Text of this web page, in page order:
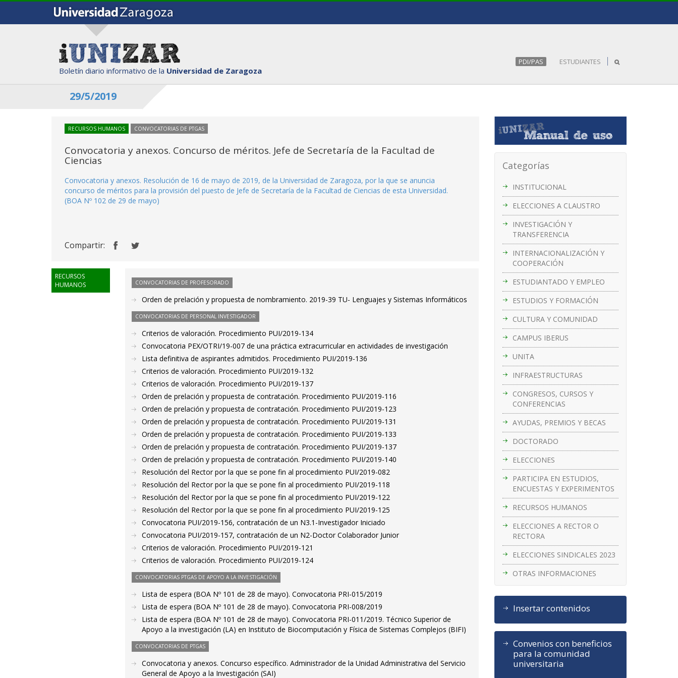
Boletín diario informativo de la Universidad de Zaragoza
PDI/PAS ESTUDIANTES
29/5/2019
Categorías
INSTITUCIONAL
ELECCIONES A CLAUSTRO
INVESTIGACIÓN Y
TRANSFERENCIA
INTERNACIONALIZACIÓN Y
COOPERACIÓN
ESTUDIANTADO Y EMPLEO
ESTUDIOS Y FORMACIÓN
CULTURA Y COMUNIDAD
CAMPUS IBERUS
UNITA
INFRAESTRUCTURAS
CONGRESOS, CURSOS Y
CONFERENCIAS
AYUDAS, PREMIOS Y BECAS
DOCTORADO
ELECCIONES
PARTICIPA EN ESTUDIOS,
ENCUESTAS Y EXPERIMENTOS
RECURSOS HUMANOS
ELECCIONES A RECTOR O
RECTORA
ELECCIONES SINDICALES 2023
OTRAS INFORMACIONES
Insertar contenidos
Convenios con beneficios
para la comunidad
universitaria
RECURSOS HUMANOS CONVOCATORIAS DE PTGAS
Convocatoria y anexos. Concurso de méritos. Jefe de Secretaría de la Facultad de
Ciencias
Convocatoria y anexos. Resolución de 16 de mayo de 2019, de la Universidad de Zaragoza, por la que se anuncia
concurso de méritos para la provisión del puesto de Jefe de Secretaría de la Facultad de Ciencias de esta Universidad.
(BOA Nº 102 de 29 de mayo)
Compartir:
RECURSOS
HUMANOS
CONVOCATORIAS DE PROFESORADO
Orden de prelación y propuesta de nombramiento. 2019-39 TU- Lenguajes y Sistemas Informáticos
CONVOCATORIAS DE PERSONAL INVESTIGADOR
Criterios de valoración. Procedimiento PUI/2019-134
Convocatoria PEX/OTRI/19-007 de una práctica extracurricular en actividades de investigación
Lista definitiva de aspirantes admitidos. Procedimiento PUI/2019-136
Criterios de valoración. Procedimiento PUI/2019-132
Criterios de valoración. Procedimiento PUI/2019-137
Orden de prelación y propuesta de contratación. Procedimiento PUI/2019-116
Orden de prelación y propuesta de contratación. Procedimiento PUI/2019-123
Orden de prelación y propuesta de contratación. Procedimiento PUI/2019-131
Orden de prelación y propuesta de contratación. Procedimiento PUI/2019-133
Orden de prelación y propuesta de contratación. Procedimiento PUI/2019-137
Orden de prelación y propuesta de contratación. Procedimiento PUI/2019-140
Resolución del Rector por la que se pone fin al procedimiento PUI/2019-082
Resolución del Rector por la que se pone fin al procedimiento PUI/2019-118
Resolución del Rector por la que se pone fin al procedimiento PUI/2019-122
Resolución del Rector por la que se pone fin al procedimiento PUI/2019-125
Convocatoria PUI/2019-156, contratación de un N3.1-Investigador Iniciado
Convocatoria PUI/2019-157, contratación de un N2-Doctor Colaborador Junior
Criterios de valoración. Procedimiento PUI/2019-121
Criterios de valoración. Procedimiento PUI/2019-124
CONVOCATORIAS PTGAS DE APOYO A LA INVESTIGACIÓN
Lista de espera (BOA Nº 101 de 28 de mayo). Convocatoria PRI-015/2019
Lista de espera (BOA Nº 101 de 28 de mayo). Convocatoria PRI-008/2019
Lista de espera (BOA Nº 101 de 28 de mayo). Convocatoria PRI-011/2019. Técnico Superior de
Apoyo a la investigación (LA) en Instituto de Biocomputación y Física de Sistemas Complejos (BIFI)
CONVOCATORIAS DE PTGAS
Convocatoria y anexos. Concurso específico. Administrador de la Unidad Administrativa del Servicio
General de Apoyo a la Investigación (SAI)